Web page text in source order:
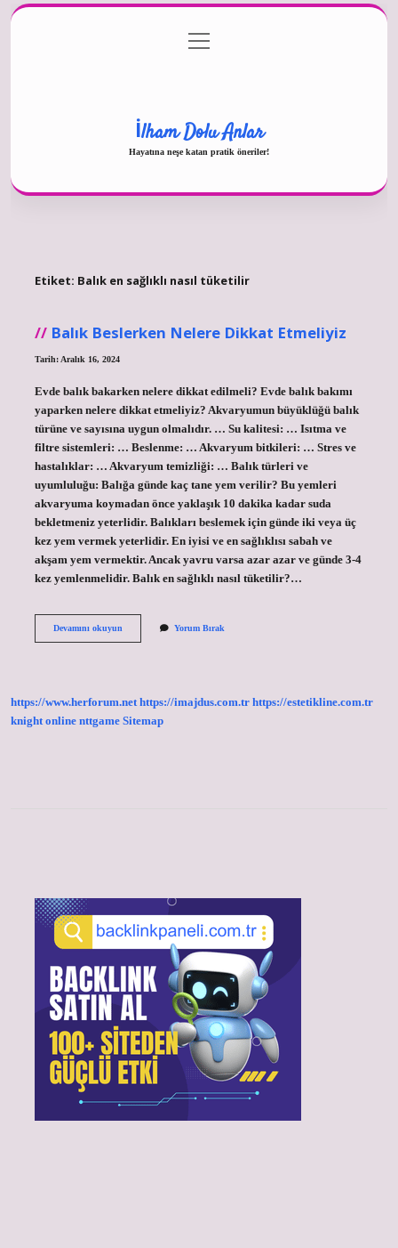
Gizlilik Politikası
menüyü
aç
İlham Dolu Anlar
Hayatına neşe katan pratik öneriler!
Etiket: Balık en sağlıklı nasıl tüketilir
Balık Beslerken Nelere Dikkat Etmeliyiz
Tarih: Aralık 16, 2024
Evde balık bakarken nelere dikkat edilmeli? Evde balık bakımı
yaparken nelere dikkat etmeliyiz? Akvaryumun büyüklüğü balık
türüne ve sayısına uygun olmalıdır. … Su kalitesi: … Isıtma ve
filtre sistemleri: … Beslenme: … Akvaryum bitkileri: … Stres ve
hastalıklar: … Akvaryum temizliği: … Balık türleri ve
uyumluluğu: Balığa günde kaç tane yem verilir? Bu yemleri
akvaryuma koymadan önce yaklaşık 10 dakika kadar suda
bekletmeniz yeterlidir. Balıkları beslemek için günde iki veya üç
kez yem vermek yeterlidir. En iyisi ve en sağlıklısı sabah ve
akşam yem vermektir. Ancak yavru varsa azar azar ve günde 3-4
kez yemlenmelidir. Balık en sağlıklı nasıl tüketilir?…
Devamını okuyunBalık
Yorum Bırak
https://www.herforum.net https://imajdus.com.tr https://estetikline.com.tr
knight online nttgame Sitemap